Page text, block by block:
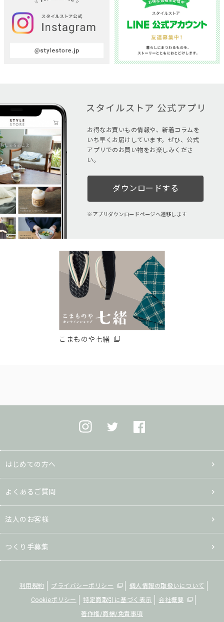
お得なお買いもの情報や、新着コラムを
いち早くお届けしています。ぜひ、公式
アプリでのお買い物をお楽しみくださ
い。
ダウンロードする
アプリダウンロードページへ遷移します
こまものや七緒
はじめての方へ
よくあるご質問
法人のお客様
つくり手募集
利用規約 プライバシーポリシー
個人情報の取扱いについて
Cookieポリシー
特定商取引に基づく表示
会社概要
著作権/商標/免責事項